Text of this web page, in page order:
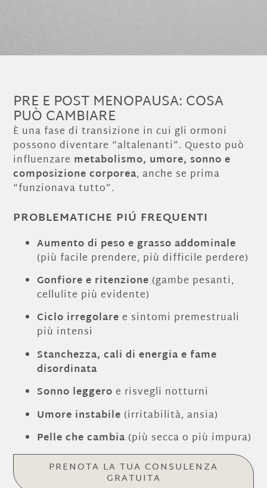
PRE E POST MENOPAUSA: COSA
PUÒ CAMBIARE
È una fase di transizione in cui gli ormoni
possono diventare “altalenanti”. Questo può
influenzare metabolismo, umore, sonno e
composizione corporea, anche se prima
“funzionava tutto”.
PROBLEMATICHE PIÚ FREQUENTI
Aumento di peso e grasso addominale
(più facile prendere, più difficile perdere)
Gonfiore e ritenzione (gambe pesanti,
cellulite più evidente)
Ciclo irregolare e sintomi premestruali
più intensi
Stanchezza, cali di energia e fame
disordinata
Sonno leggero e risvegli notturni
Umore instabile (irritabilità, ansia)
Pelle che cambia (più secca o più impura)
PRENOTA LA TUA CONSULENZA
GRATUITA